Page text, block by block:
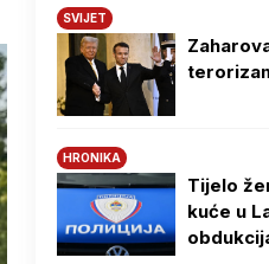
SVIJET
HRONIKA
Tijelo
kuće u